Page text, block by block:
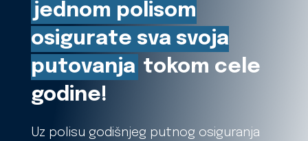
jednom polisom
osigurate sva svoja
putovanja tokom cele
godine!
Uz polisu godišnjeg putnog osiguranja